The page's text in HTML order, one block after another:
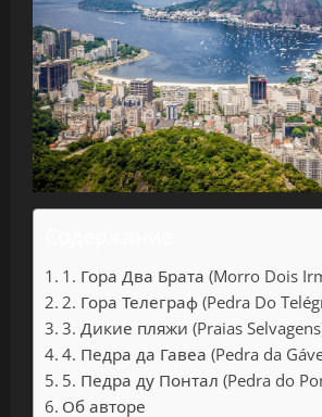
1. Гора Два Брата (Morro Dois
2. Гора Телеграф (Pedra Do
3. Дикие пляжи (Praias
4. Педра да Гавеа (Pedra da
5. Педра ду Понтал (Pedra do
Об авторе